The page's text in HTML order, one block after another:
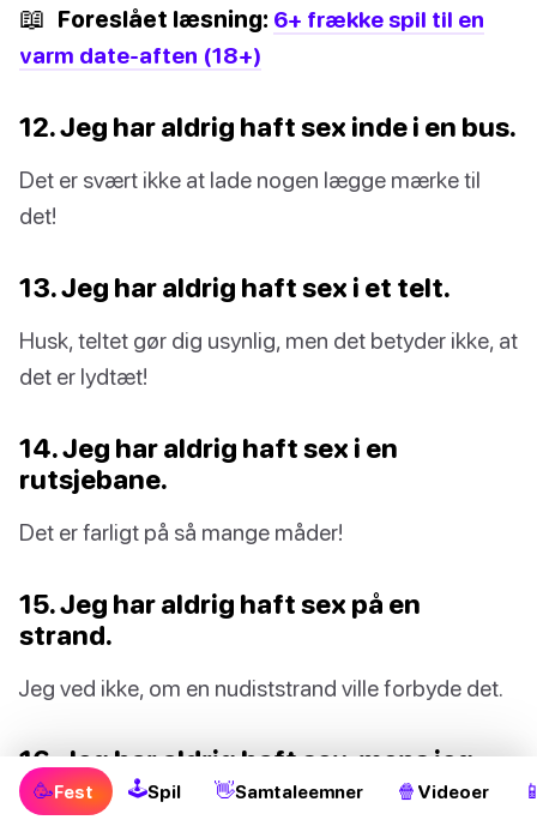
📖 Foreslået læsning: 6+ frække spil til en
varm date-aften (18+)
12. Jeg har aldrig haft sex inde i en bus.
Det er svært ikke at lade nogen lægge mærke til
det!
13. Jeg har aldrig haft sex i et telt.
Husk, teltet gør dig usynlig, men det betyder ikke, at
det er lydtæt!
14. Jeg har aldrig haft sex i en
rutsjebane.
Det er farligt på så mange måder!
15. Jeg har aldrig haft sex på en
strand.
Jeg ved ikke, om en nudiststrand ville forbyde det.
16. Jeg har aldrig haft sex, mens jeg
var skæv.
🥳Fest 🕹Spil 👋Samtaleemner 🍿 Videoer